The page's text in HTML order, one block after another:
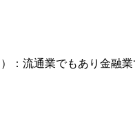
）：流通業でもあり金